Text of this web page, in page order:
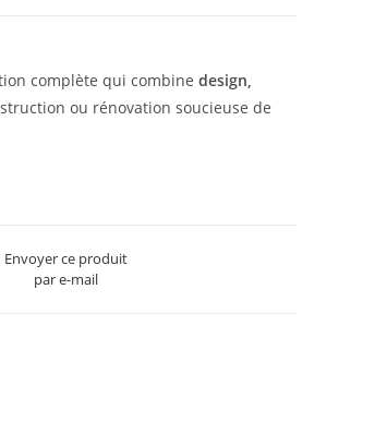
complète qui combine design,
ou rénovation soucieuse de
Envoyer ce produit
par e-mail